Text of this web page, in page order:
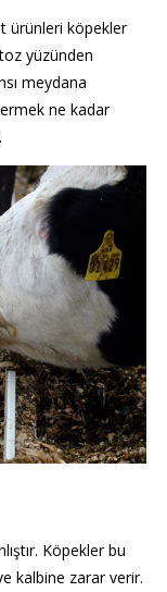
ürünleri köpekler
yüzünden
meydana
ne kadar
Köpekler bu
kalbine zarar verir.